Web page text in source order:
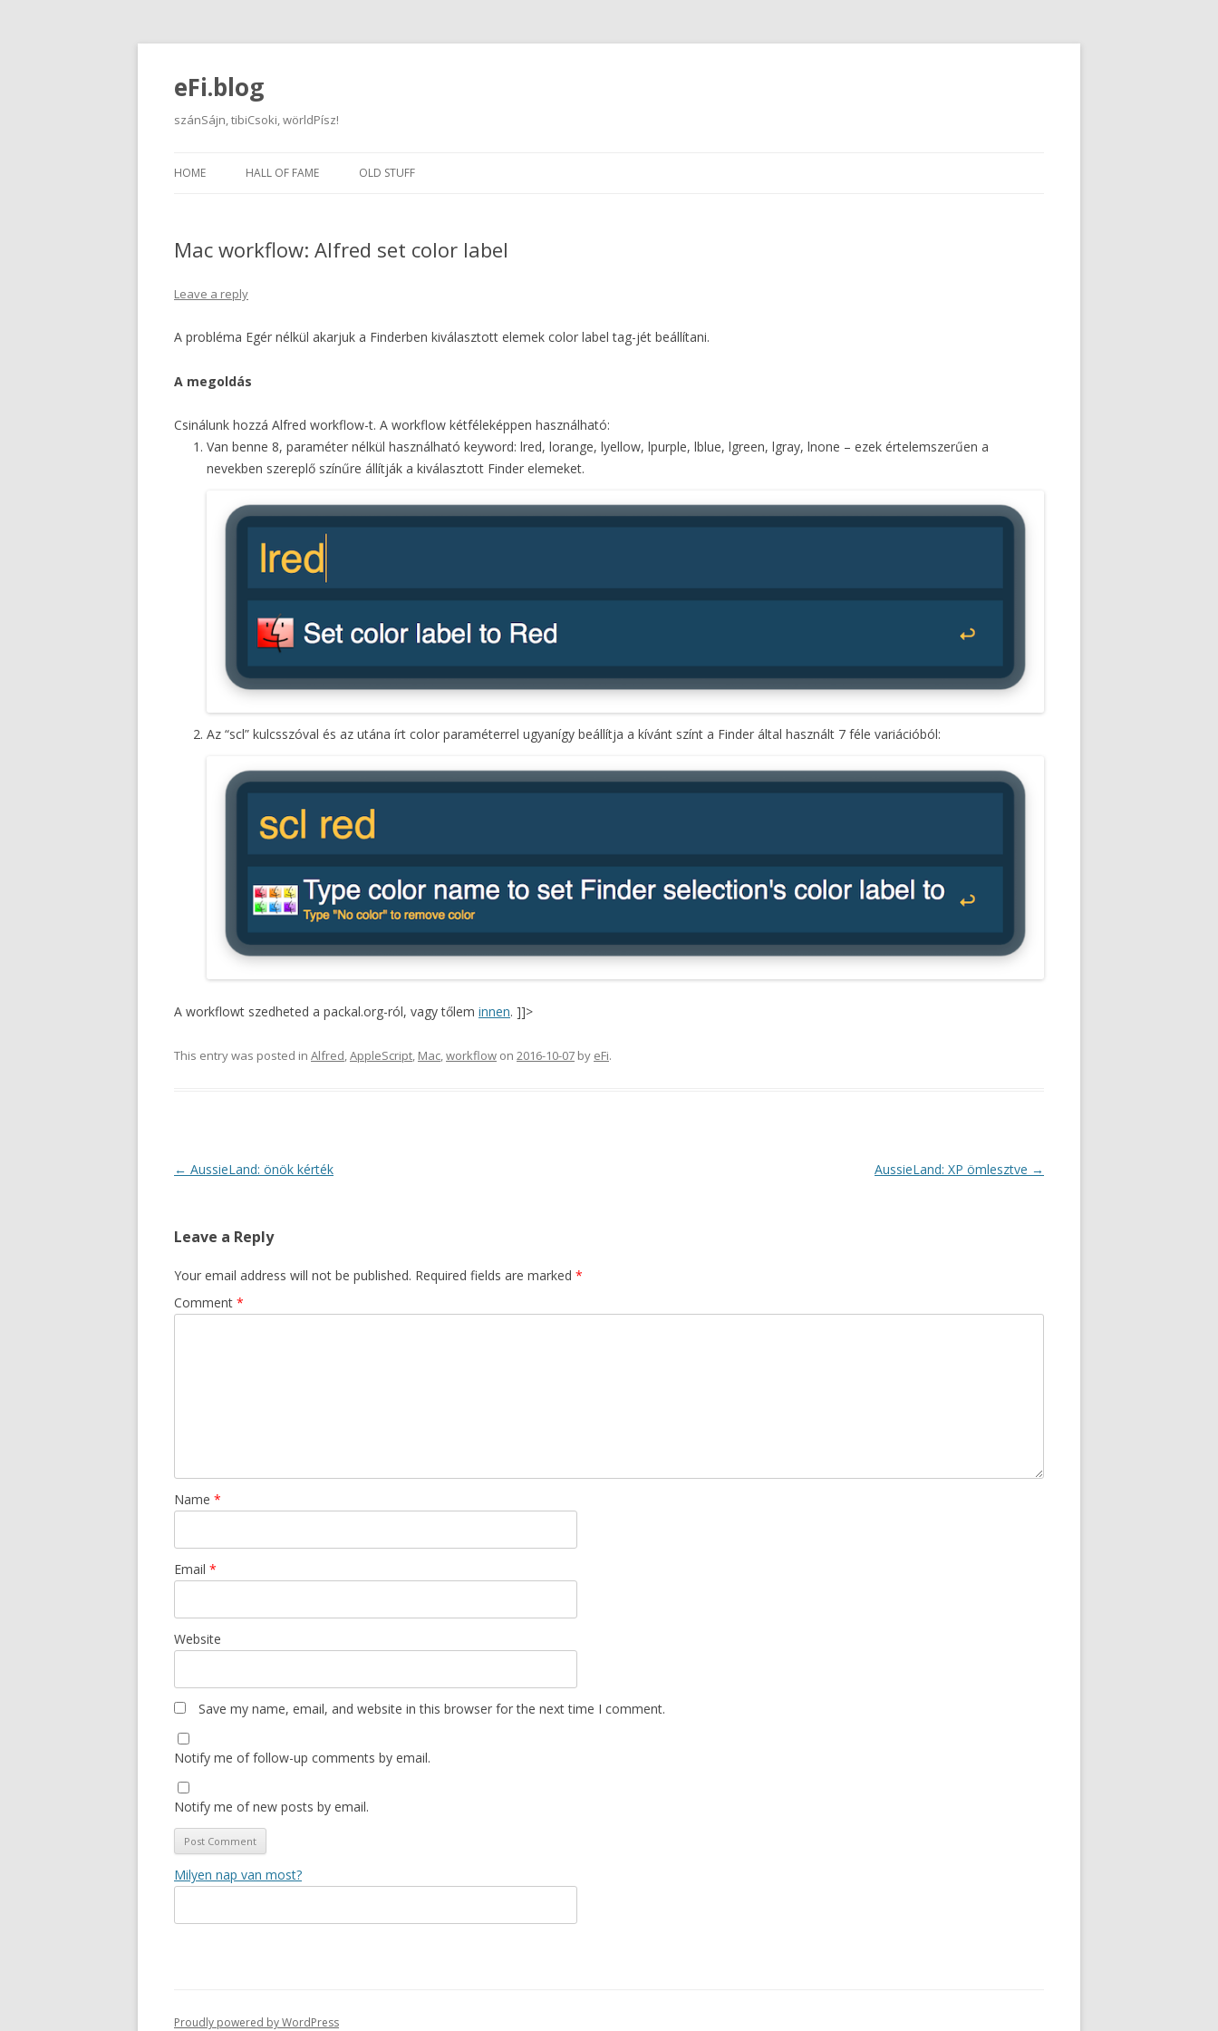
eFi.blog
szánSájn, tibiCsoki, wörldPísz!
HOME HALL OF FAME OLD STUFF
Mac workflow: Alfred set color label
Leave a reply
A probléma Egér nélkül akarjuk a Finderben kiválasztott elemek color label tag-jét beállítani.
A megoldás
Csinálunk hozzá Alfred workflow-t. A workflow kétféleképpen használható:
Van benne 8, paraméter nélkül használható keyword: lred, lorange, lyellow, lpurple, lblue, lgreen, lgray, lnone – ezek értelemszerűen a
nevekben szereplő színűre állítják a kiválasztott Finder elemeket.
Az “scl” kulcsszóval és az utána írt color paraméterrel ugyanígy beállítja a kívánt színt a Finder által használt 7 féle variációból:
A workflowt szedheted a packal.org-ról, vagy tőlem innen. ]]>
This entry was posted in Alfred,AppleScript, Mac,workflow on 2016-10-07 by eFi.
Post
← AussieLand: önök kérték AussieLand: XP ömlesztve →
Leave a Reply
Your email address will not be published. Required fields are marked *
Comment *
Name *
Email *
Website
Save my name, email, and website in this browser for the next time I comment.
Notify me of follow-up comments by email.
Notify me of new posts by email.
Milyen nap van most?
Proudly powered by WordPress